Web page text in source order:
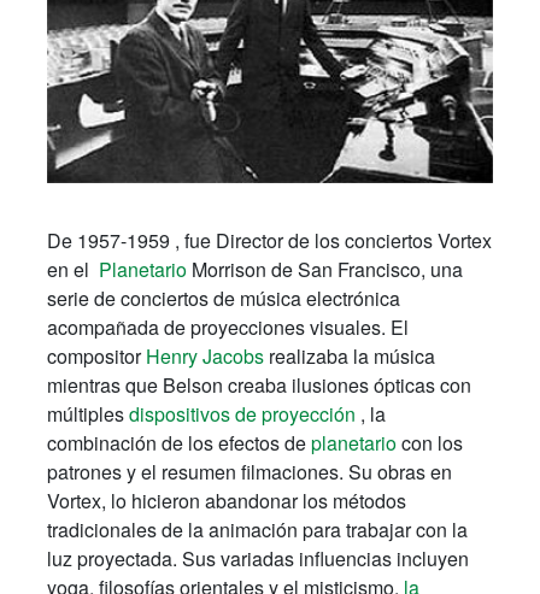
De 1957-1959 , fue Director de los conciertos Vortex
en el Planetario Morrison de San Francisco, una
serie de conciertos de música electrónica
acompañada de proyecciones visuales. El
compositorHenry Jacobs realizaba la música
mientras que Belson creaba ilusiones ópticas con
múltiplesdispositivos de proyección , la
combinación de los efectos deplanetariocon los
patrones y el resumen filmaciones. Su obras en
Vortex, lo hicieron abandonar los métodos
tradicionales de la animación para trabajar con la
luz proyectada. Sus variadas influencias incluyen
yoga, filosofías orientales y el misticismo, la